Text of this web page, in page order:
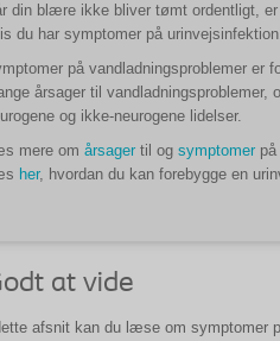
din blære ikke bliver tømt ordentligt,
du har symptomer på
på vandladningsproblemer er
årsager til
og ikke-neurogene lidelser.
mere om årsager til og symptomer
her, hvordan du kan forebygge en
at vide
afsnit kan du læse om symptomer